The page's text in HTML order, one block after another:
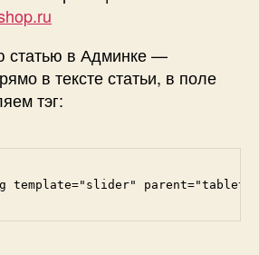
статью в Админке —
в тексте статьи, в поле
тэг:
template="slider"